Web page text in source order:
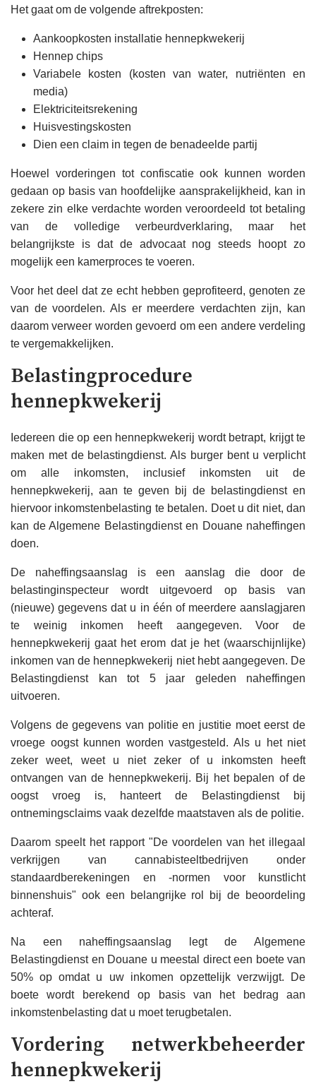
Het gaat om de volgende aftrekposten:
Aankoopkosten installatie hennepkwekerij
Hennep chips
Variabele kosten (kosten van water, nutriënten en
media)
Elektriciteitsrekening
Huisvestingskosten
Dien een claim in tegen de benadeelde partij
Hoewel vorderingen tot confiscatie ook kunnen worden
gedaan op basis van hoofdelijke aansprakelijkheid, kan in
zekere zin elke verdachte worden veroordeeld tot betaling
van de volledige verbeurdverklaring, maar het
belangrijkste is dat de advocaat nog steeds hoopt zo
mogelijk een kamerproces te voeren.
Voor het deel dat ze echt hebben geprofiteerd, genoten ze
van de voordelen. Als er meerdere verdachten zijn, kan
daarom verweer worden gevoerd om een ​​andere verdeling
te vergemakkelijken.
Belastingprocedure
hennepkwekerij
Iedereen die op een hennepkwekerij wordt betrapt, krijgt te
maken met de belastingdienst. Als burger bent u verplicht
om alle inkomsten, inclusief inkomsten uit de
hennepkwekerij, aan te geven bij de belastingdienst en
hiervoor inkomstenbelasting te betalen. Doet u dit niet, dan
kan de Algemene Belastingdienst en Douane naheffingen
doen.
De naheffingsaanslag is een aanslag die door de
belastinginspecteur wordt uitgevoerd op basis van
(nieuwe) gegevens dat u in één of meerdere aanslagjaren
te weinig inkomen heeft aangegeven. Voor de
hennepkwekerij gaat het erom dat je het (waarschijnlijke)
inkomen van de hennepkwekerij niet hebt aangegeven. De
Belastingdienst kan tot 5 jaar geleden naheffingen
uitvoeren.
Volgens de gegevens van politie en justitie moet eerst de
vroege oogst kunnen worden vastgesteld. Als u het niet
zeker weet, weet u niet zeker of u inkomsten heeft
ontvangen van de hennepkwekerij. Bij het bepalen of de
oogst vroeg is, hanteert de Belastingdienst bij
ontnemingsclaims vaak dezelfde maatstaven als de politie.
Daarom speelt het rapport "De voordelen van het illegaal
verkrijgen van cannabisteeltbedrijven onder
standaardberekeningen en -normen voor kunstlicht
binnenshuis" ook een belangrijke rol bij de beoordeling
achteraf.
Na een naheffingsaanslag legt de Algemene
Belastingdienst en Douane u meestal direct een boete van
50% op omdat u uw inkomen opzettelijk verzwijgt. De
boete wordt berekend op basis van het bedrag aan
inkomstenbelasting dat u moet terugbetalen.
Vordering netwerkbeheerder
hennepkwekerij